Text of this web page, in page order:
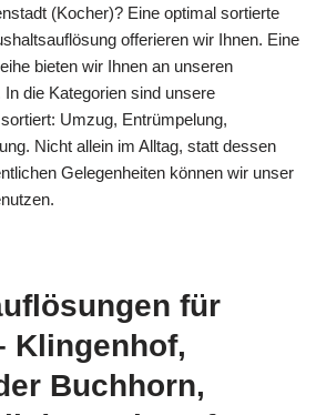
(Kocher)? Eine optimal sortierte
offerieren wir Ihnen. Eine
bieten wir Ihnen an unseren
die Kategorien sind unsere
Umzug, Entrümpelung,
Nicht allein im Alltag, statt dessen
Gelegenheiten können wir unser
für
Klingenhof,
Buchhorn,